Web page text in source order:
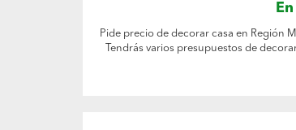
Pide precio de decorar casa en Región
Tendrás varios presupuestos de